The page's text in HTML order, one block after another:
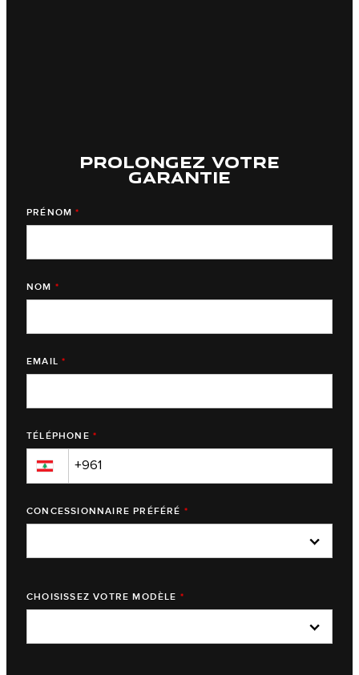
PROLONGEZ VOTRE
GARANTIE
PRÉNOM *
NOM *
EMAIL *
TÉLÉPHONE *
CONCESSIONNAIRE PRÉFÉRÉ *
CHOISISSEZ VOTRE MODÈLE *